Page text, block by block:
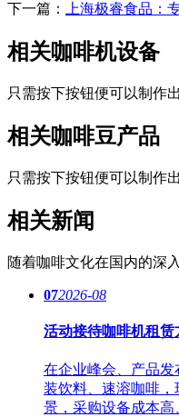
下一篇：
上海极睿食品：
相关咖啡机设备
只需按下按钮便可以制作
相关咖啡豆产品
只需按下按钮便可以制作
相关新闻
随着咖啡文化在国内的深
072026-08
活动接待咖啡机租
在企业峰会、产品
装饮料、速溶咖啡
景，采购设备成本